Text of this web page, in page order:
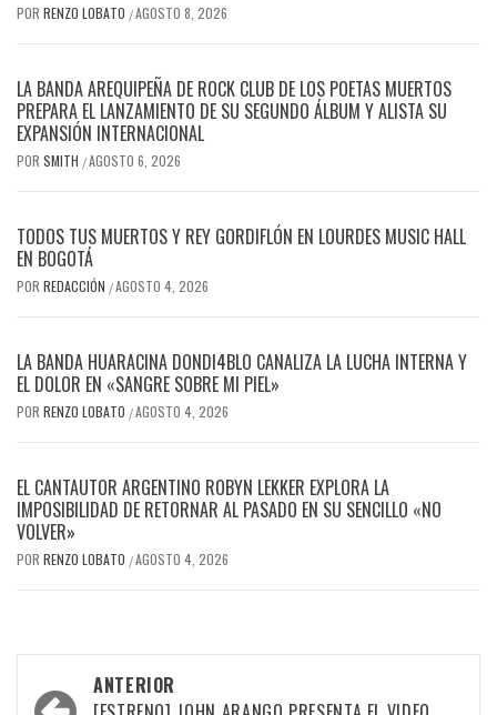
POR RENZO LOBATO /AGOSTO 8, 2026
LA BANDA AREQUIPEÑA DE ROCK CLUB DE LOS POETAS MUERTOS
PREPARA EL LANZAMIENTO DE SU SEGUNDO ÁLBUM Y ALISTA SU
EXPANSIÓN INTERNACIONAL
POR SMITH /AGOSTO 6, 2026
TODOS TUS MUERTOS Y REY GORDIFLÓN EN LOURDES MUSIC HALL
EN BOGOTÁ
POR REDACCIÓN /AGOSTO 4, 2026
LA BANDA HUARACINA DONDI4BLO CANALIZA LA LUCHA INTERNA Y
EL DOLOR EN «SANGRE SOBRE MI PIEL»
POR RENZO LOBATO /AGOSTO 4, 2026
EL CANTAUTOR ARGENTINO ROBYN LEKKER EXPLORA LA
IMPOSIBILIDAD DE RETORNAR AL PASADO EN SU SENCILLO «NO
VOLVER»
POR RENZO LOBATO /AGOSTO 4, 2026
Navegación
ANTERIOR